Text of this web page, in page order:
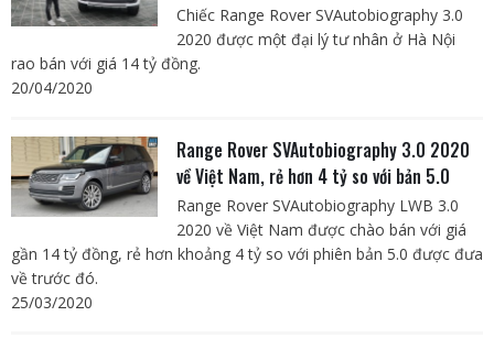
Chiếc Range Rover SVAutobiography 3.0
2020 được một đại lý tư nhân ở Hà Nội
rao bán với giá 14 tỷ đồng.
20/04/2020
Range Rover SVAutobiography 3.0 2020
về Việt Nam, rẻ hơn 4 tỷ so với bản 5.0
Range Rover SVAutobiography LWB 3.0
2020 về Việt Nam được chào bán với giá
gần 14 tỷ đồng, rẻ hơn khoảng 4 tỷ so với phiên bản 5.0 được đưa
về trước đó.
25/03/2020